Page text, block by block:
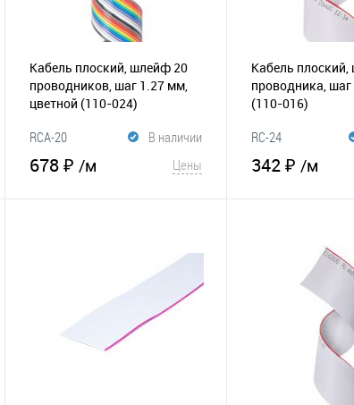
Кабель плоский, шлейф 20
проводников, шаг 1.27 мм,
цветной (110-024)
В наличии
RCA-20
678 ₽ /м Цены
сравнению
Кабель
проводникa,
(110-016)
RC-24
342 ₽ /м
В избранное